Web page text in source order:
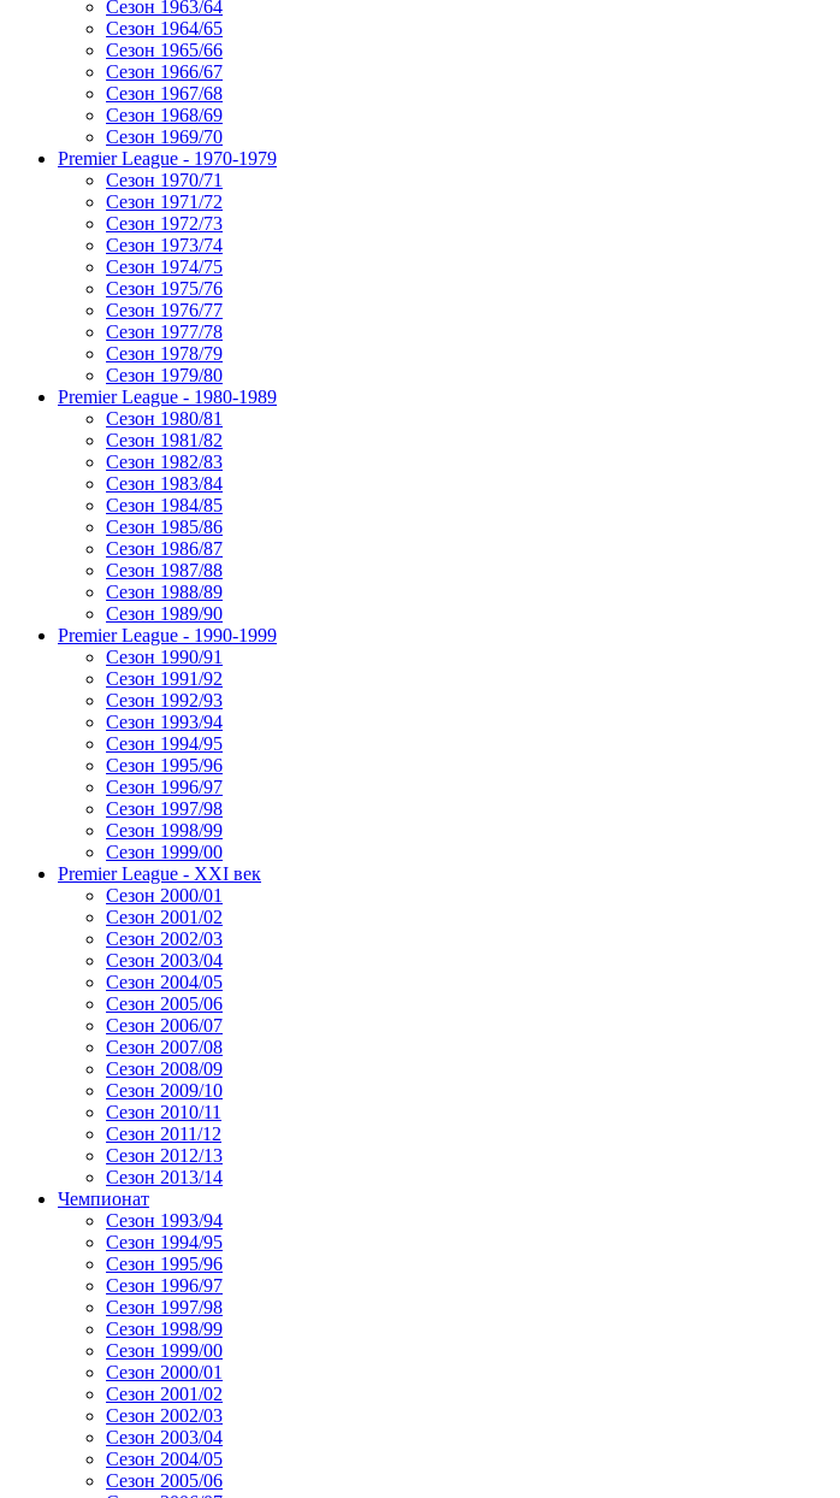
Сезон 1963/64
Сезон 1964/65
Сезон 1965/66
Сезон 1966/67
Сезон 1967/68
Сезон 1968/69
Сезон 1969/70
Premier League - 1970-1979
Сезон 1970/71
Сезон 1971/72
Сезон 1972/73
Сезон 1973/74
Сезон 1974/75
Сезон 1975/76
Сезон 1976/77
Сезон 1977/78
Сезон 1978/79
Сезон 1979/80
Premier League - 1980-1989
Сезон 1980/81
Сезон 1981/82
Сезон 1982/83
Сезон 1983/84
Сезон 1984/85
Сезон 1985/86
Сезон 1986/87
Сезон 1987/88
Сезон 1988/89
Сезон 1989/90
Premier League - 1990-1999
Сезон 1990/91
Сезон 1991/92
Сезон 1992/93
Сезон 1993/94
Сезон 1994/95
Сезон 1995/96
Сезон 1996/97
Сезон 1997/98
Сезон 1998/99
Сезон 1999/00
Premier League - XXI век
Сезон 2000/01
Сезон 2001/02
Сезон 2002/03
Сезон 2003/04
Сезон 2004/05
Сезон 2005/06
Сезон 2006/07
Сезон 2007/08
Сезон 2008/09
Сезон 2009/10
Сезон 2010/11
Сезон 2011/12
Сезон 2012/13
Сезон 2013/14
Чемпионат
Сезон 1993/94
Сезон 1994/95
Сезон 1995/96
Сезон 1996/97
Сезон 1997/98
Сезон 1998/99
Сезон 1999/00
Сезон 2000/01
Сезон 2001/02
Сезон 2002/03
Сезон 2003/04
Сезон 2004/05
Сезон 2005/06